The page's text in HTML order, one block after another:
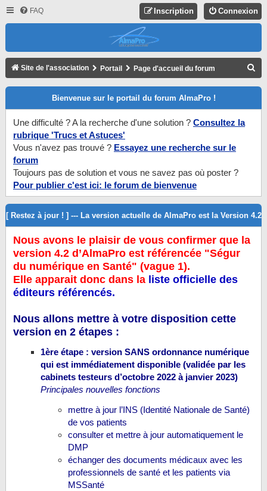
FAQ Connexion
Inscription
Site de l'association Portail Page d'accueil du forum
Bienvenue sur le portail du forum AlmaPro !
Une difficulté ? A la recherche d'une solution ? Consultez la
rubrique 'Trucs et Astuces'
Vous n'avez pas trouvé ? Essayez une recherche sur le
forum
Toujours pas de solution et vous ne savez pas où poster ?
Pour publier c'est ici: le forum de bienvenue
[ Restez à jour ! ] --- La version actuelle de AlmaPro est la Version 4.2
Nous avons le plaisir de vous confirmer que la
version 4.2 d’AlmaPro est référencée "Ségur
du numérique en Santé" (vague 1).
Elle apparait donc dans la liste officielle des
éditeurs référencés.
Nous allons mettre à votre disposition cette
version en 2 étapes :
1ère étape : version SANS ordonnance numérique
qui est immédiatement disponible (validée par les
cabinets testeurs d’octobre 2022 à janvier 2023)
Principales nouvelles fonctions
mettre à jour l’INS (Identité Nationale de Santé)
de vos patients
consulter et mettre à jour automatiquement le
DMP
échanger des documents médicaux avec les
professionnels de santé et les patients via
MSSanté